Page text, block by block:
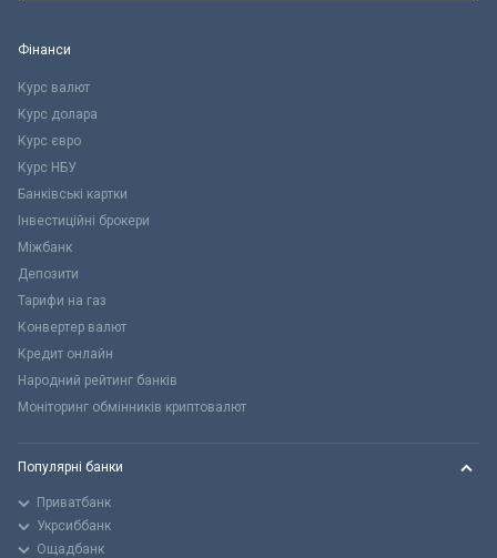
Фінанси
Курс валют
Курс долара
Курс євро
Курс НБУ
Банківські картки
Інвестиційні брокери
Міжбанк
Депозити
Тарифи на газ
Конвертер валют
Кредит онлайн
Народний рейтинг банків
Моніторинг обмінників криптовалют
Популярні банки
Приватбанк
Укрсиббанк
Ощадбанк